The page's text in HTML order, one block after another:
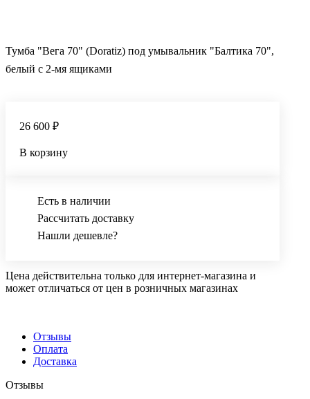
Тумба "Вега 70" (Doratiz) под умывальник "Балтика 70",
белый с 2-мя ящиками
26 600 ₽
В корзину
Есть в наличии
Рассчитать доставку
Нашли дешевле?
Цена действительна только для интернет-магазина и
может отличаться от цен в розничных магазинах
Отзывы
Оплата
Доставка
Отзывы